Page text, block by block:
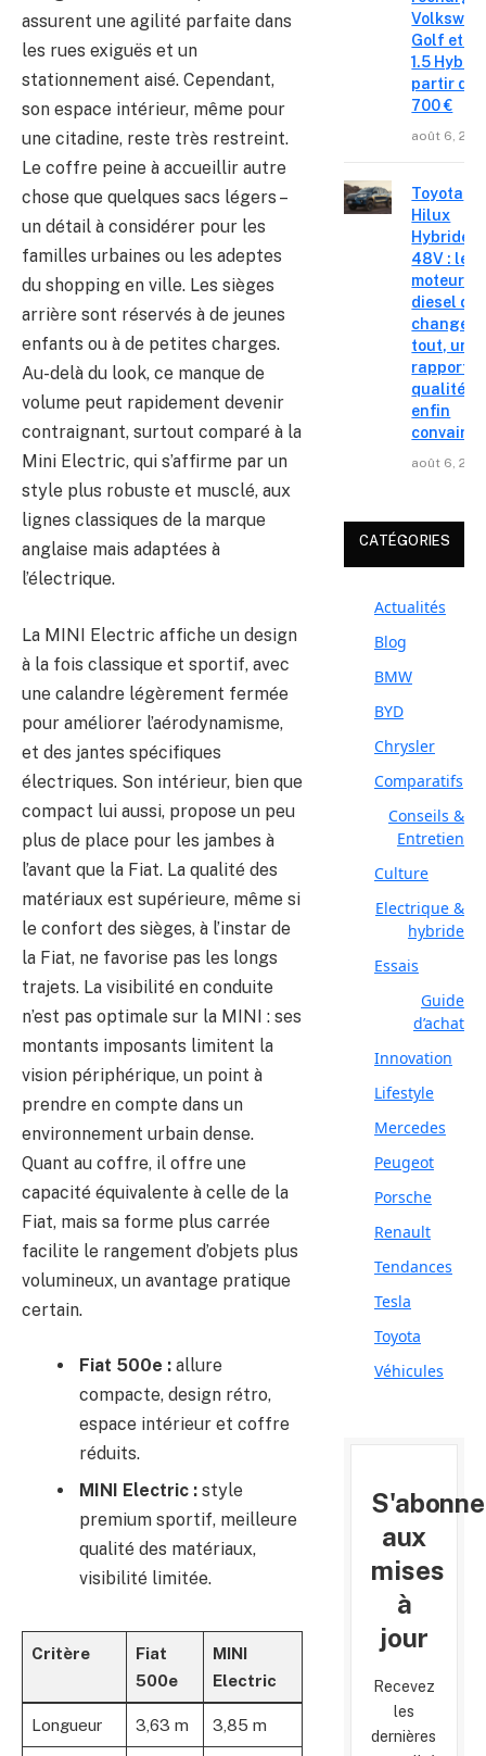
assurent une agilité parfaite dans
les rues exiguës et un
stationnement aisé. Cependant,
son espace intérieur, même pour
une citadine, reste très restreint.
Le coffre peine à accueillir autre
chose que quelques sacs légers –
un détail à considérer pour les
familles urbaines ou les adeptes
du shopping en ville. Les sièges
arrière sont réservés à de jeunes
enfants ou à de petites charges.
Au-delà du look, ce manque de
volume peut rapidement devenir
contraignant, surtout comparé à la
Mini Electric, qui s’affirme par un
style plus robuste et musclé, aux
lignes classiques de la marque
anglaise mais adaptées à
l’électrique.
La MINI Electric affiche un design
à la fois classique et sportif, avec
une calandre légèrement fermée
pour améliorer l’aérodynamisme,
et des jantes spécifiques
électriques. Son intérieur, bien que
compact lui aussi, propose un peu
plus de place pour les jambes à
l’avant que la Fiat. La qualité des
matériaux est supérieure, même si
le confort des sièges, à l’instar de
la Fiat, ne favorise pas les longs
trajets. La visibilité en conduite
n’est pas optimale sur la MINI : ses
montants imposants limitent la
vision périphérique, un point à
prendre en compte dans un
environnement urbain dense.
Quant au coffre, il offre une
capacité équivalente à celle de la
Fiat, mais sa forme plus carrée
facilite le rangement d’objets plus
volumineux, un avantage pratique
certain.
Fiat 500e : allure
compacte, design rétro,
espace intérieur et coffre
réduits.
MINI Electric : style
premium sportif, meilleure
qualité des matériaux,
visibilité limitée.
Critère
Fiat
500e
MINI
Electric
Longueur 3,63 m 3,85 m
Golf et T-
1.5 Hybrid
partir de
700 €
août 6,
Toyota
Hilux
Hybride
48V : le
moteur
diesel qui
change
tout, un
rapport
qualité-
enfin
août 6,
CATÉGORIES
Actualités
Blog
BMW
BYD
Chrysler
Comparatifs
Conseils &
Entretien
Culture
Electrique &
hybride
Essais
Guide
d’achat
Innovation
Lifestyle
Mercedes
Peugeot
Porsche
Renault
Tendances
Tesla
Toyota
Véhicules
aux
mises
à
jour
Recevez
les
dernières